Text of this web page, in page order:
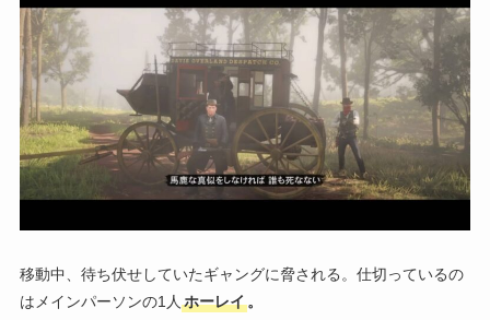
移動中、待ち伏せしていたギャングに脅される。仕切っているの
はメインパーソンの1人 ホーレイ。